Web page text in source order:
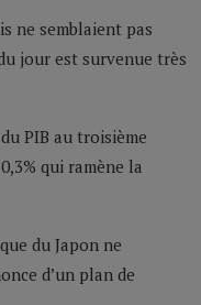
ne semblaient pas
jour est survenue très
PIB au troisième
qui ramène la
du Japon ne
d’un plan de